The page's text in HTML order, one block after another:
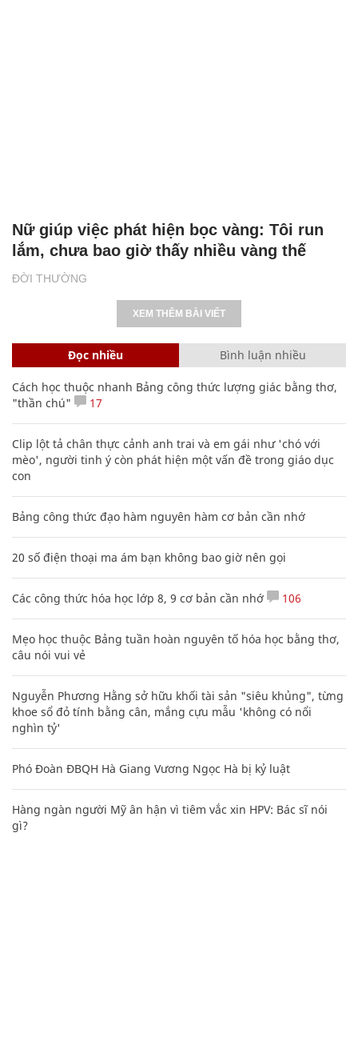
ĐỜI THƯỜNG
Nữ giúp việc phát hiện bọc vàng: Tôi run
lắm, chưa bao giờ thấy nhiều vàng thế
XEM THÊM BÀI VIẾT
Đọc nhiều Bình luận nhiều
Cách học thuộc nhanh Bảng công thức lượng giác bằng thơ,
"thần chú"
17
Clip lột tả chân thực cảnh anh trai và em gái như 'chó với
mèo', người tinh ý còn phát hiện một vấn đề trong giáo dục
con
Bảng công thức đạo hàm nguyên hàm cơ bản cần nhớ
20 số điện thoại ma ám bạn không bao giờ nên gọi
Các công thức hóa học lớp 8, 9 cơ bản cần nhớ 106
Mẹo học thuộc Bảng tuần hoàn nguyên tố hóa học bằng thơ,
câu nói vui vẻ
Nguyễn Phương Hằng sở hữu khối tài sản "siêu khủng", từng
khoe sổ đỏ tính bằng cân, mắng cựu mẫu 'không có nổi
nghìn tỷ'
Phó Đoàn ĐBQH Hà Giang Vương Ngọc Hà bị kỷ luật
Hàng ngàn người Mỹ ân hận vì tiêm vắc xin HPV: Bác sĩ nói
gì?